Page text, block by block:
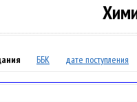
ББК дате поступления